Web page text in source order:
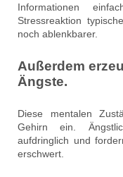
Informationen
Stressreaktion
noch ablenkbarer.
Außerdem
Ängste.
Diese mentalen
Gehirn ein.
aufdringlich und
erschwert.